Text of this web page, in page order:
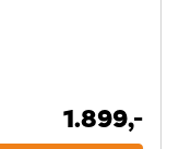
1.899,-